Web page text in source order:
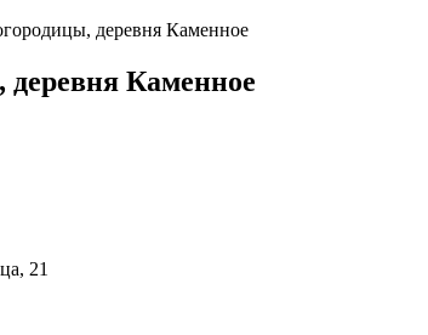
деревня Каменное
Каменное
21